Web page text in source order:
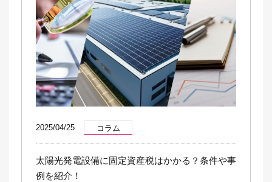
2025/04/25 コラム
太陽光発電設備に固定資産税はかかる？条件や事
例を紹介！